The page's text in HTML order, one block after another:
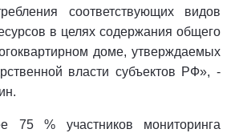
соответствующих видов
в целях содержания общего
доме, утверждаемых
власти субъектов РФ», -
75 % участников мониторинга